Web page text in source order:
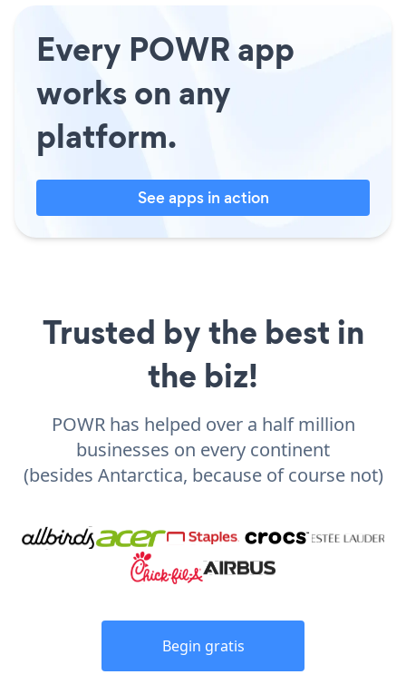
Every POWR app
works on any
platform.
See apps in action
Trusted by the best in
the biz!
POWR has helped over a half million
businesses on every continent
(besides Antarctica, because of course not)
Begin gratis